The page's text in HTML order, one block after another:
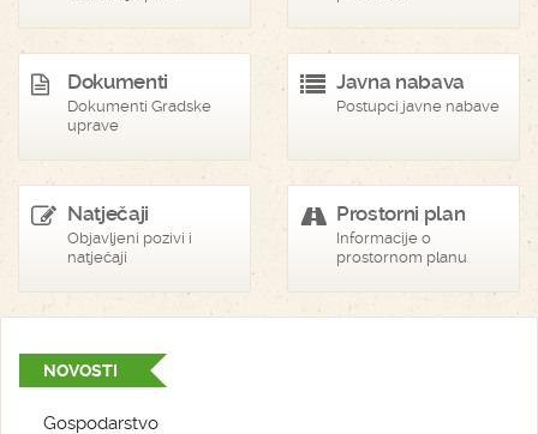
Dokumenti
Dokumenti Gradske
uprave
Javna nabava
Postupci javne nabave
Natječaji
Objavljeni pozivi i
natječaji
Prostorni plan
Informacije o
prostornom planu
NOVOSTI
Gospodarstvo